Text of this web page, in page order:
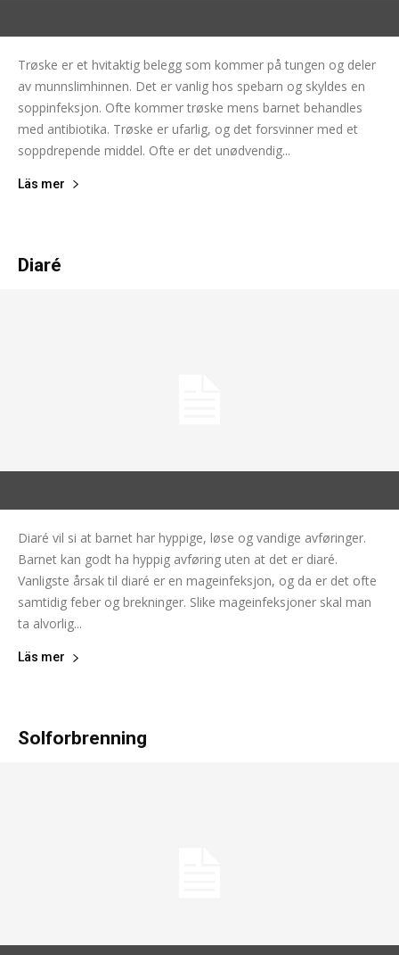
Trøske er et hvitaktig belegg som kommer på tungen og deler
av munnslimhinnen. Det er vanlig hos spebarn og skyldes en
soppinfeksjon. Ofte kommer trøske mens barnet behandles
med antibiotika. Trøske er ufarlig, og det forsvinner med et
soppdrepende middel. Ofte er det unødvendig...
Läs mer
Diaré
Diaré vil si at barnet har hyppige, løse og vandige avføringer.
Barnet kan godt ha hyppig avføring uten at det er diaré.
Vanligste årsak til diaré er en mageinfeksjon, og da er det ofte
samtidig feber og brekninger. Slike mageinfeksjoner skal man
ta alvorlig...
Läs mer
Solforbrenning